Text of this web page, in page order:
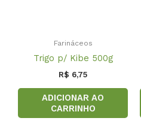
Farináceos
Trigo p/ Kibe 500g
R$ 6,75
ADICIONAR AO
CARRINHO